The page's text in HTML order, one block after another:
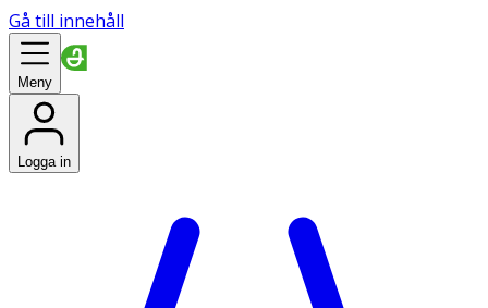
Gå till innehåll
Meny
Logga in